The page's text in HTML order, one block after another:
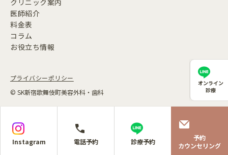
Instagram 電話予約 診療予約
予約
カウンセリング
オンライン
診療
クリニック案内
医師紹介
料金表
コラム
お役立ち情報
プライバシーポリシー
© SK新宿歌舞伎町美容外科・歯科